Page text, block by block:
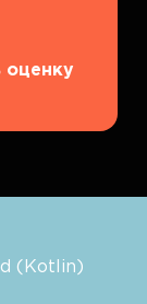
оценку
(Kotlin)